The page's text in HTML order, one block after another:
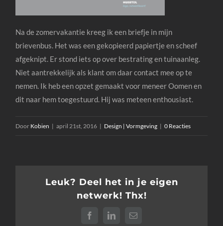
Na de zomervakantie kreeg ik een briefje in mijn
brievenbus. Het was een gekopieerd papiertje en scheef
afgeknipt. Er stond iets op over bestrating en tuinaanleg.
Niet aantrekkelijk als klant om daar contact mee op te
nemen. Ik heb een opzet gemaakt voor meneer Oomen en
dit naar hem toegestuurd. Hij was meteen enthousiast.
Door Kobien | april 21st, 2016 | Design | Vormgeving | 0 Reacties
Leuk? Deel het in je eigen
netwerk! Thx!
FacebookLinkedIn
E-